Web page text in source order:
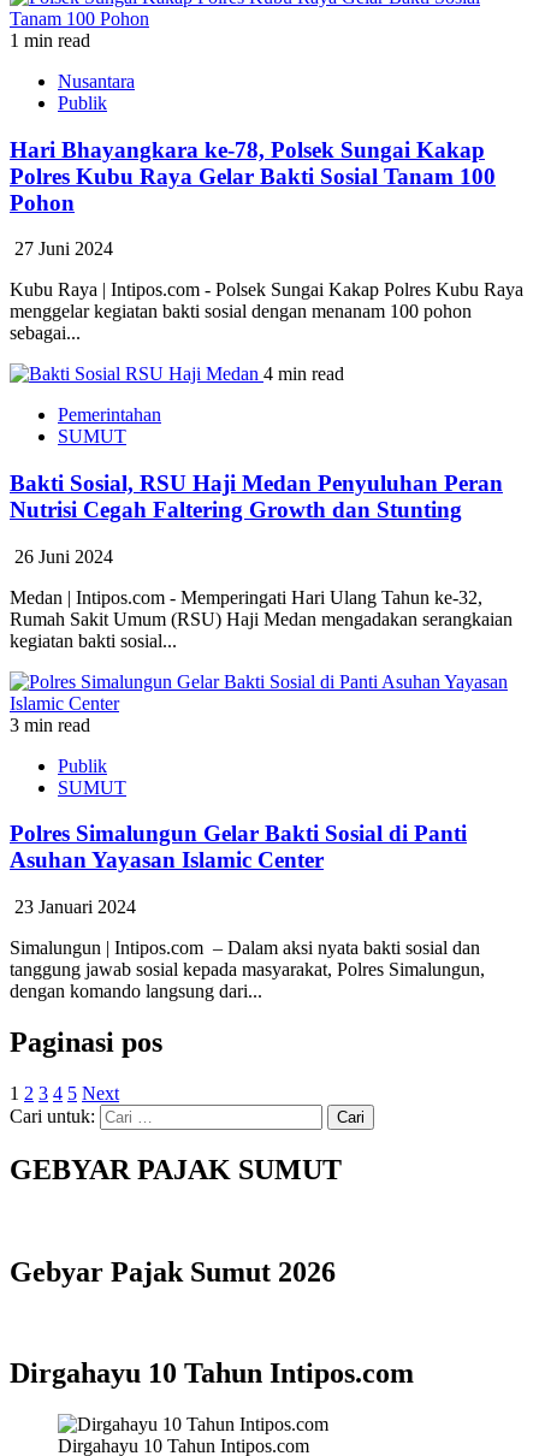
1 min read
Nusantara
Publik
Hari Bhayangkara ke-78, Polsek Sungai Kakap
Polres Kubu Raya Gelar Bakti Sosial Tanam 100
Pohon
27 Juni 2024
Kubu Raya | Intipos.com - Polsek Sungai Kakap Polres Kubu Raya
menggelar kegiatan bakti sosial dengan menanam 100 pohon
sebagai...
4 min read
Pemerintahan
SUMUT
Bakti Sosial, RSU Haji Medan Penyuluhan Peran
Nutrisi Cegah Faltering Growth dan Stunting
26 Juni 2024
Medan | Intipos.com - Memperingati Hari Ulang Tahun ke-32,
Rumah Sakit Umum (RSU) Haji Medan mengadakan serangkaian
kegiatan bakti sosial...
3 min read
Publik
SUMUT
Polres Simalungun Gelar Bakti Sosial di Panti
Asuhan Yayasan Islamic Center
23 Januari 2024
Simalungun | Intipos.com – Dalam aksi nyata bakti sosial dan
tanggung jawab sosial kepada masyarakat, Polres Simalungun,
dengan komando langsung dari...
Paginasi pos
1 2 3 4 5 Next
Cari untuk:
GEBYAR PAJAK SUMUT
Gebyar Pajak Sumut 2026
Dirgahayu 10 Tahun Intipos.com
Dirgahayu 10 Tahun Intipos.com